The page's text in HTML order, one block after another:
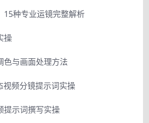
15种专业运镜完整解析
操
色与画面处理方法
视频分镜提示词实操
提示词撰写实操